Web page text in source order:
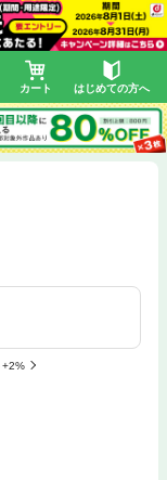
カート はじめての方へ
+2%